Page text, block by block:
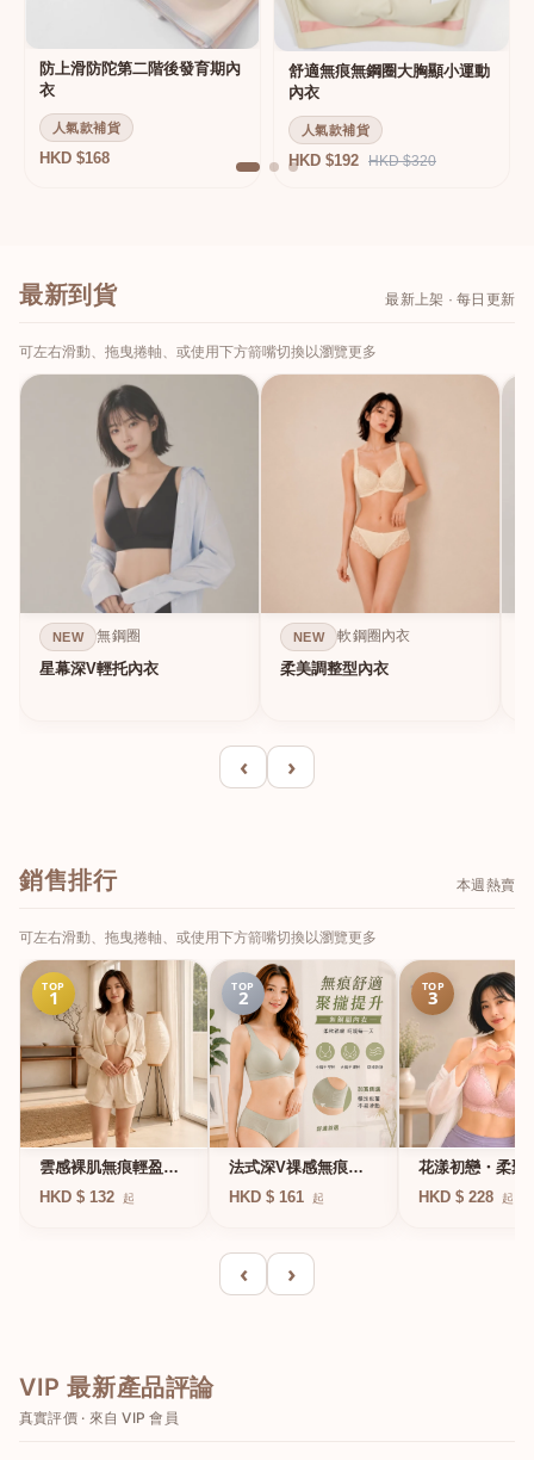
防上滑防陀第二階後發育期內
衣
人氣款補貨
HKD $168
舒適無痕無鋼圈大胸顯小運動
內衣
人氣款補貨
HKD $192 HKD $320
最新到貨 最新上架 · 每日更新
可左右滑動、拖曳捲軸、或使用下方箭嘴切換以瀏覽更多
NEW 無鋼圈
星幕深V輕托內衣
NEW 軟鋼圈內衣
柔美調整型內衣
‹ ›
銷售排行 本週熱賣
可左右滑動、拖曳捲軸、或使用下方箭嘴切換以瀏覽更多
TOP
1
雲感裸肌無痕輕盈無
鋼圈內衣
HKD $ 132 起
TOP
2
法式深V祼感無痕果
凍軟支撐條無鋼圈內
HKD $ 161 起
TOP
3
花漾初戀・柔聚
圈蕾絲內衣
HKD $ 228 起
‹ ›
VIP 最新產品評論
真實評價 · 來自 VIP 會員